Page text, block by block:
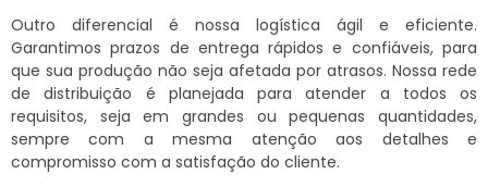
Outro diferencial é nossa logística ágil e eficiente.
Garantimos prazos de entrega rápidos e confiáveis, para
que sua produção não seja afetada por atrasos. Nossa rede
de distribuição é planejada para atender a todos os
requisitos, seja em grandes ou pequenas quantidades,
sempre com a mesma atenção aos detalhes e
compromisso com a satisfação do cliente.